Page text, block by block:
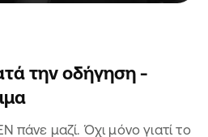
την οδήγηση -
πάνε μαζί. Όχι μόνο γιατί το